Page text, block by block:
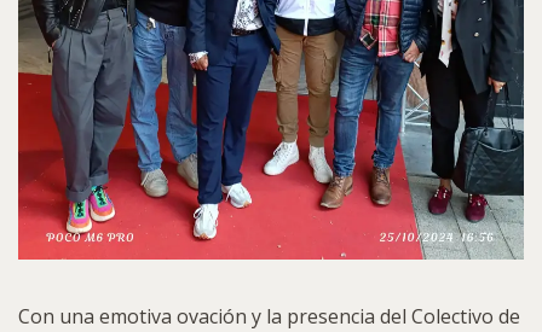
Con una emotiva ovación y la presencia del Colectivo de